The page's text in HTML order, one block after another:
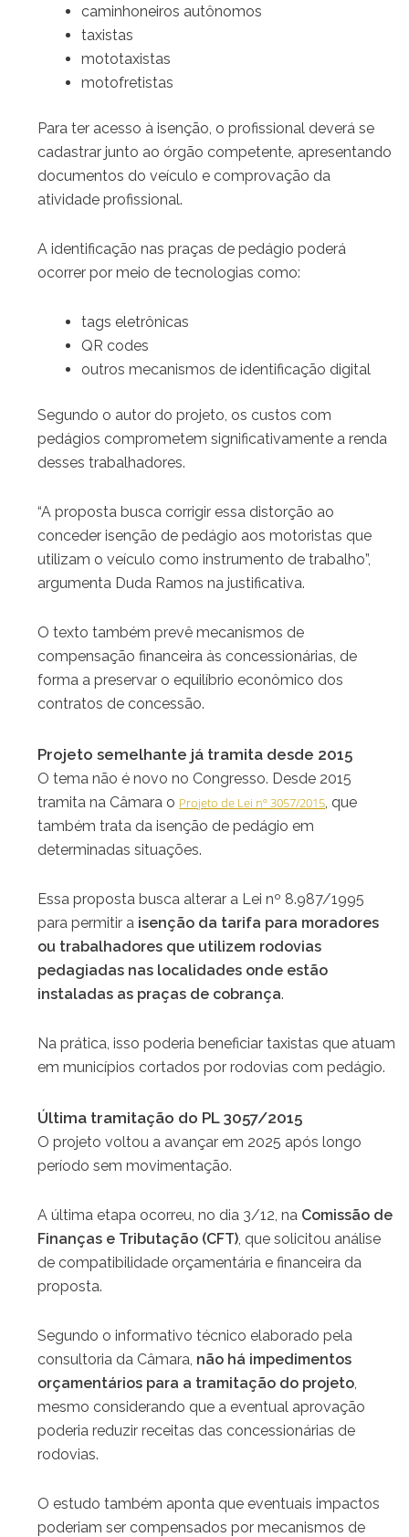
caminhoneiros autônomos
taxistas
mototaxistas
motofretistas
Para ter acesso à isenção, o profissional deverá se
cadastrar junto ao órgão competente, apresentando
documentos do veículo e comprovação da
atividade profissional.
A identificação nas praças de pedágio poderá
ocorrer por meio de tecnologias como:
tags eletrônicas
QR codes
outros mecanismos de identificação digital
Segundo o autor do projeto, os custos com
pedágios comprometem significativamente a renda
desses trabalhadores.
“A proposta busca corrigir essa distorção ao
conceder isenção de pedágio aos motoristas que
utilizam o veículo como instrumento de trabalho”,
argumenta Duda Ramos na justificativa.
O texto também prevê mecanismos de
compensação financeira às concessionárias, de
forma a preservar o equilíbrio econômico dos
contratos de concessão.
Projeto semelhante já tramita desde 2015
O tema não é novo no Congresso. Desde 2015
tramita na Câmara o Projeto de Lei nº 3057/2015, que
também trata da isenção de pedágio em
determinadas situações.
Essa proposta busca alterar a Lei nº 8.987/1995
para permitir a isenção da tarifa para moradores
ou trabalhadores que utilizem rodovias
pedagiadas nas localidades onde estão
instaladas as praças de cobrança.
Na prática, isso poderia beneficiar taxistas que atuam
em municípios cortados por rodovias com pedágio.
Última tramitação do PL 3057/2015
O projeto voltou a avançar em 2025 após longo
período sem movimentação.
A última etapa ocorreu, no dia 3/12, na Comissão de
Finanças e Tributação (CFT), que solicitou análise
de compatibilidade orçamentária e financeira da
proposta.
Segundo o informativo técnico elaborado pela
consultoria da Câmara, não há impedimentos
orçamentários para a tramitação do projeto,
mesmo considerando que a eventual aprovação
poderia reduzir receitas das concessionárias de
rodovias.
O estudo também aponta que eventuais impactos
poderiam ser compensados por mecanismos de